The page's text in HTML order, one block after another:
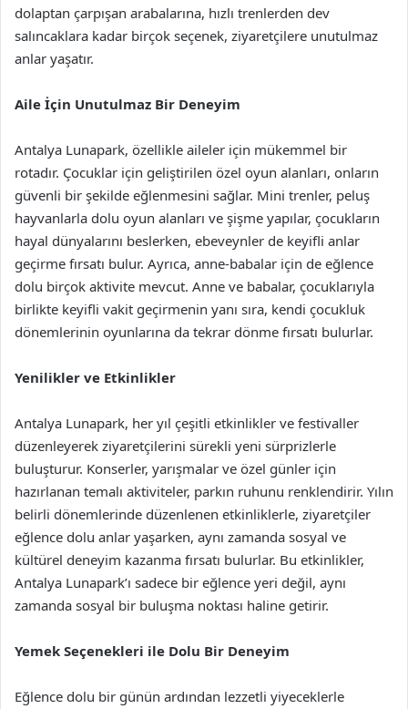
dolaptan çarpışan arabalarına, hızlı trenlerden dev
salıncaklara kadar birçok seçenek, ziyaretçilere unutulmaz
anlar yaşatır.
Aile İçin Unutulmaz Bir Deneyim
Antalya Lunapark, özellikle aileler için mükemmel bir
rotadır. Çocuklar için geliştirilen özel oyun alanları, onların
güvenli bir şekilde eğlenmesini sağlar. Mini trenler, peluş
hayvanlarla dolu oyun alanları ve şişme yapılar, çocukların
hayal dünyalarını beslerken, ebeveynler de keyifli anlar
geçirme fırsatı bulur. Ayrıca, anne-babalar için de eğlence
dolu birçok aktivite mevcut. Anne ve babalar, çocuklarıyla
birlikte keyifli vakit geçirmenin yanı sıra, kendi çocukluk
dönemlerinin oyunlarına da tekrar dönme fırsatı bulurlar.
Yenilikler ve Etkinlikler
Antalya Lunapark, her yıl çeşitli etkinlikler ve festivaller
düzenleyerek ziyaretçilerini sürekli yeni sürprizlerle
buluşturur. Konserler, yarışmalar ve özel günler için
hazırlanan temalı aktiviteler, parkın ruhunu renklendirir. Yılın
belirli dönemlerinde düzenlenen etkinliklerle, ziyaretçiler
eğlence dolu anlar yaşarken, aynı zamanda sosyal ve
kültürel deneyim kazanma fırsatı bulurlar. Bu etkinlikler,
Antalya Lunapark’ı sadece bir eğlence yeri değil, aynı
zamanda sosyal bir buluşma noktası haline getirir.
Yemek Seçenekleri ile Dolu Bir Deneyim
Eğlence dolu bir günün ardından lezzetli yiyeceklerle